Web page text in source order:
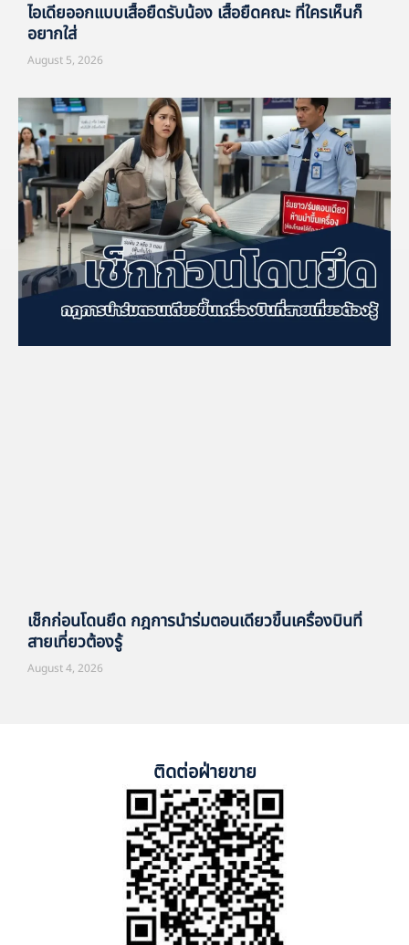
ไอเดียออกแบบเสื้อยืดรับน้อง เสื้อยืดคณะ ที่ใครเห็นก็
อยากใส่
August 5, 2026
เช็กก่อนโดนยึด กฎการนำร่มตอนเดียวขึ้นเครื่องบินที่
สายเที่ยวต้องรู้
August 4, 2026
ติดต่อฝ่ายขาย